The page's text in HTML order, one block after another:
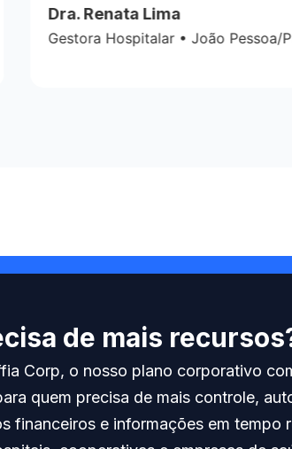
Dra. Renata Lima
Gestora Hospitalar • João Pessoa/
de mais
Corp, o nosso plano corporativo
quem precisa de mais controle,
financeiros e informações em tempo